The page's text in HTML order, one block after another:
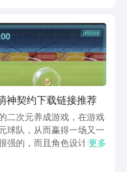
神契约下载链接推荐
二次元养成游戏，在游戏
球队，从而赢得一场又一
强的，而且角色设计也漂
链接是什么？游戏的下
更多